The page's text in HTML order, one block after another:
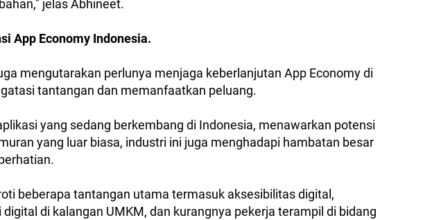
jelas Abhineet.
App Economy Indonesia.
mengutarakan perlunya menjaga keberlanjutan App Economy di
tantangan dan memanfaatkan peluang.
yang sedang berkembang di Indonesia, menawarkan potensi
yang luar biasa, industri ini juga menghadapi hambatan besar
beberapa tantangan utama termasuk aksesibilitas digital,
di kalangan UMKM, dan kurangnya pekerja terampil di bidang